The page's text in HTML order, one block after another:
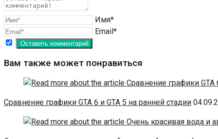
Имя*
Email*
Вам также может понравиться
Сравнение графики GTA 6 и GTA 5 на ранней стадии